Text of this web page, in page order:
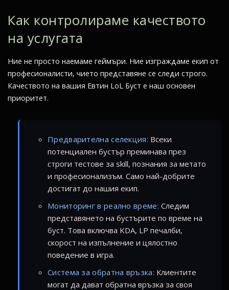
Как контролираме качеството
на услугата
Ние не просто наемаме геймъри. Ние изграждаме екип от
професионалисти, чието представяне се следи строго.
Качеството на вашия Евтин LoL Буст е наш основен
приоритет.
Предварителна селекция: Всеки
потенциален бустър преминава през
строги тестове за skill, познания за метато
и професионализъм. Само най-добрите
достигат до нашия екип.
Мониторинг в реално време: Следим
представянето на бустърите по време на
буст. Това включва KDA, LP печалби,
скорост на изпълнение и цялостно
поведение в игра.
Система за обратна връзка: Клиентите
могат да дават обратна връзка за своя